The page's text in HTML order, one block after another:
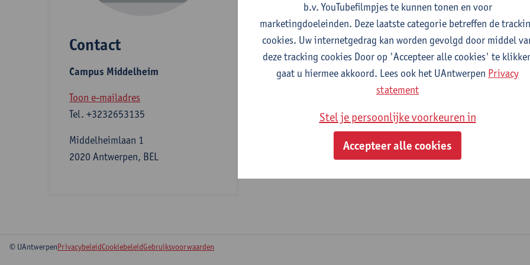
Contact
Campus Middelheim
Toon e-mailadres
Tel. +3232653135
Middelheimlaan 1
2020 Antwerpen, BEL
Wetenschapscommunicatie
Statuut & functies
Admin. & techn. personeel
© UAntwerpenPrivacybeleidCookiebeleidGebruiksvoorwaarden
b.v. YouTubefilmpjes te kunnen tonen en voor
marketingdoeleinden. Deze laatste categorie betreffen de
cookies. Uw internetgedrag kan worden gevolgd door middel
deze tracking cookies Door op 'Accepteer alle cookies' te
gaat u hiermee akkoord. Lees ook het UAntwerpen Privacy
statement
Stel je persoonlijke voorkeuren in
Accepteer alle cookies